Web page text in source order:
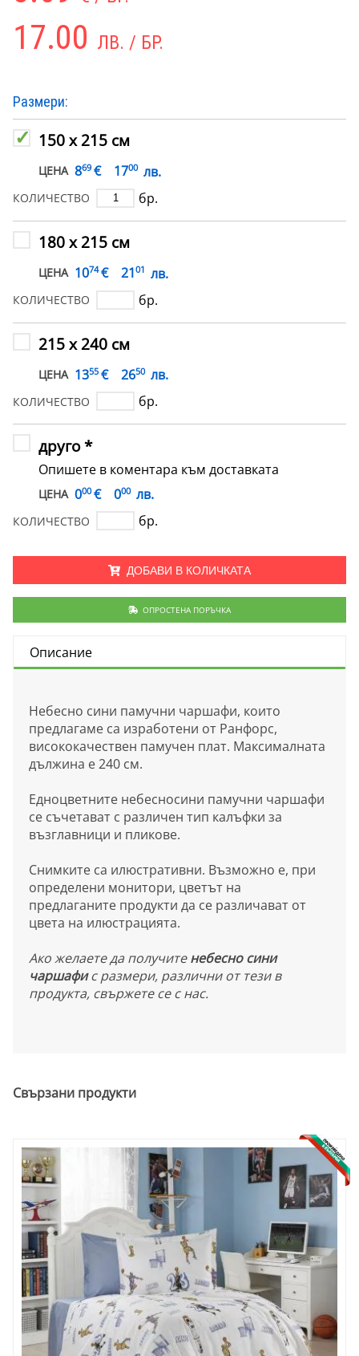
17.00 ЛВ. / БР.
Размери:
150 х 215 см
ЦЕНА 869 € 1700 лв.
КОЛИЧЕСТВО бр.
180 х 215 см
ЦЕНА 1074 € 2101 лв.
КОЛИЧЕСТВО бр.
215 х 240 см
ЦЕНА 1355 € 2650 лв.
КОЛИЧЕСТВО бр.
друго *
Опишете в коментара към доставката
ЦЕНА 000 € 000 лв.
КОЛИЧЕСТВО бр.
ДОБАВИ В КОЛИЧКАТА
ОПРОСТЕНА ПОРЪЧКА
Описание
Небесно сини памучни чаршафи, които
предлагаме са изработени от Ранфорс,
висококачествен памучен плат. Максималната
дължина е 240 см.
Едноцветните небесносини памучни чаршафи
се съчетават с различен тип калъфки за
възглавници и пликове.
Снимките са илюстративни. Възможно е, при
определени монитори, цветът на
предлаганите продукти да се различават от
цвета на илюстрацията.
Ако желаете да получитенебесно сини
чаршафис размери, различни от тези в
продукта, свържете се с нас.
Свързани продукти